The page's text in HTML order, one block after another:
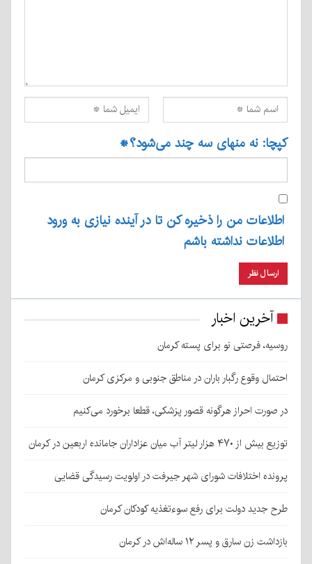
کپچا: نه منهای سه چند می‌شود؟*
اطلاعات من را ذخیره کن تا در آینده نیازی به ورود
اطلاعات نداشته باشم
آخرین اخبار
روسیه، فرصتی نو برای پسته کرمان
احتمال وقوع رگبار باران در مناطق جنوبی و مرکزی کرمان
در صورت احراز هرگونه قصور پزشکی، قطعا برخورد می‌کنیم
توزیع بیش از ۴۷۰ هزار لیتر آب میان عزاداران جامانده اربعین در کرمان
پرونده اختلافات شورای شهر جیرفت در اولویت رسیدگی قضایی
طرح جدید دولت برای رفع سوءتغذیه کودکان کرمان
بازداشت زن سارق و پسر ۱۲ ساله‌اش در کرمان